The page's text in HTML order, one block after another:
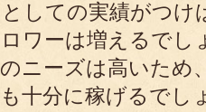
しての実績がつけ
ワーは増えるでし
ニーズは高いため
十分に稼げるでし